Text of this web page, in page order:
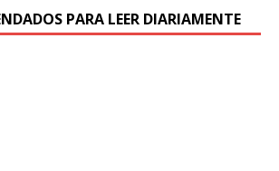
PARA LEER DIARIAMENTE